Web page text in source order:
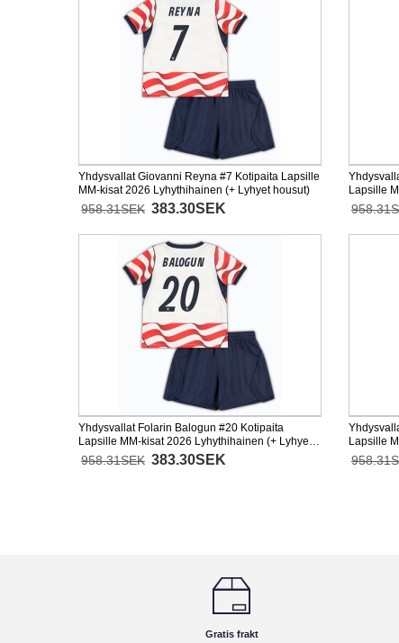
Yhdysvallat Giovanni Reyna #7 Kotipaita Lapsille
MM-kisat 2026 Lyhythihainen (+ Lyhyet housut)
958.31SEK 383.30SEK
Lapsille
housut)
Yhdysvallat Folarin Balogun #20 Kotipaita
Lapsille MM-kisat 2026 Lyhythihainen (+ Lyhyet
housut)
958.31SEK 383.30SEK
Lapsille
housut)
Gratis frakt